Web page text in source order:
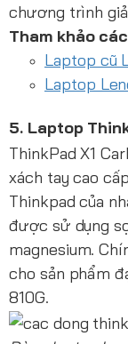
chương trình
Tham khảo
Laptop cũ
Laptop
5. Laptop
ThinkPad X1
xách tay cao
Thinkpad của
được sử dụng
magnesium.
cho sản phẩm
810G.